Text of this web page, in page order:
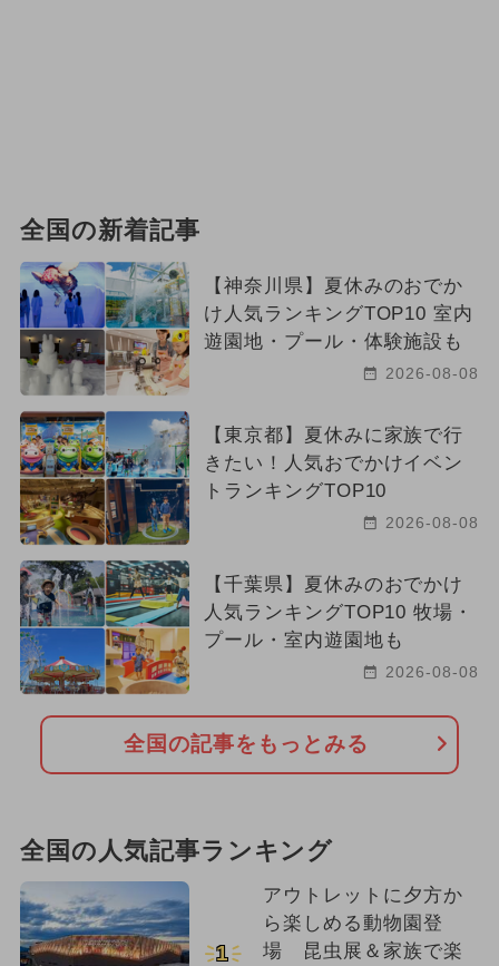
全国の新着記事
【神奈川県】夏休みのおでか
け人気ランキングTOP10 室内
遊園地・プール・体験施設も
2026-08-08
【東京都】夏休みに家族で行
きたい！人気おでかけイベン
トランキングTOP10
2026-08-08
【千葉県】夏休みのおでかけ
人気ランキングTOP10 牧場・
プール・室内遊園地も
2026-08-08
全国の記事をもっとみる
全国の人気記事ランキング
1
アウトレットに夕方か
ら楽しめる動物園登
場 昆虫展＆家族で楽